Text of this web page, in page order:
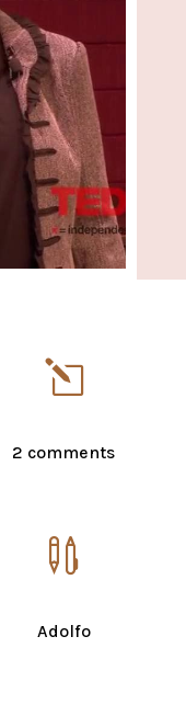
l
2 comments

Adolfo